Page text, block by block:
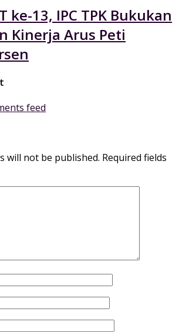
ke-13, IPC TPK Bukukan
Kinerja Arus Peti
feed
will not be published. Required fields